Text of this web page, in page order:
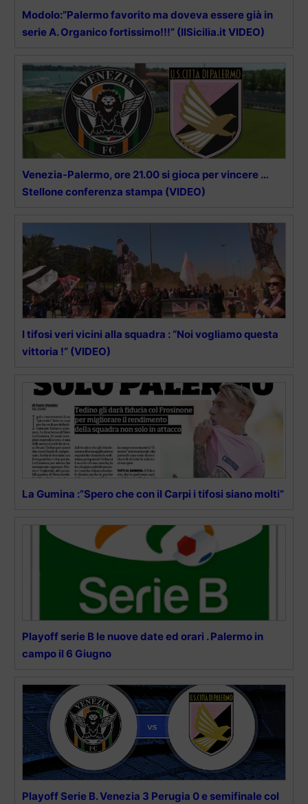
Modolo:”Palermo favorito ma doveva essere già in
serie A. Organico fortissimo!!!” (IlSicilia.it VIDEO)
Venezia-Palermo, ore 21.00 si gioca per vincere …
Stellone conferenza stampa (VIDEO)
I tifosi veri vicini alla squadra : “Noi vogliamo questa
vittoria !” (VIDEO)
La Gumina :”Spero che con il Carpi i tifosi siano molti”
Playoff serie B le nuove date ed orari . Palermo in
campo il 6 Giugno
Playoff Serie B. Venezia 3 Perugia 0 e semifinale col